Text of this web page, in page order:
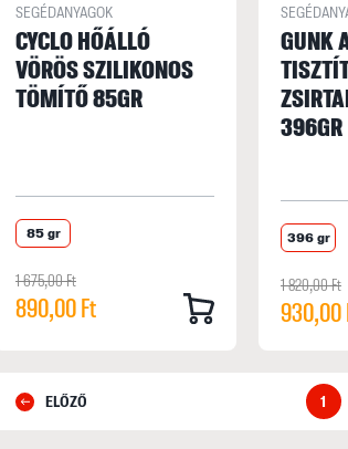
SEGÉDANYAGOK
CYCLO HŐÁLLÓ
VÖRÖS SZILIKONOS
TÖMÍTŐ 85GR
85 gr
1 675,00 Ft
890,00 Ft
GUNK
396GR
396 gr
1 820,00 Ft
930,00
ELŐZŐ 1